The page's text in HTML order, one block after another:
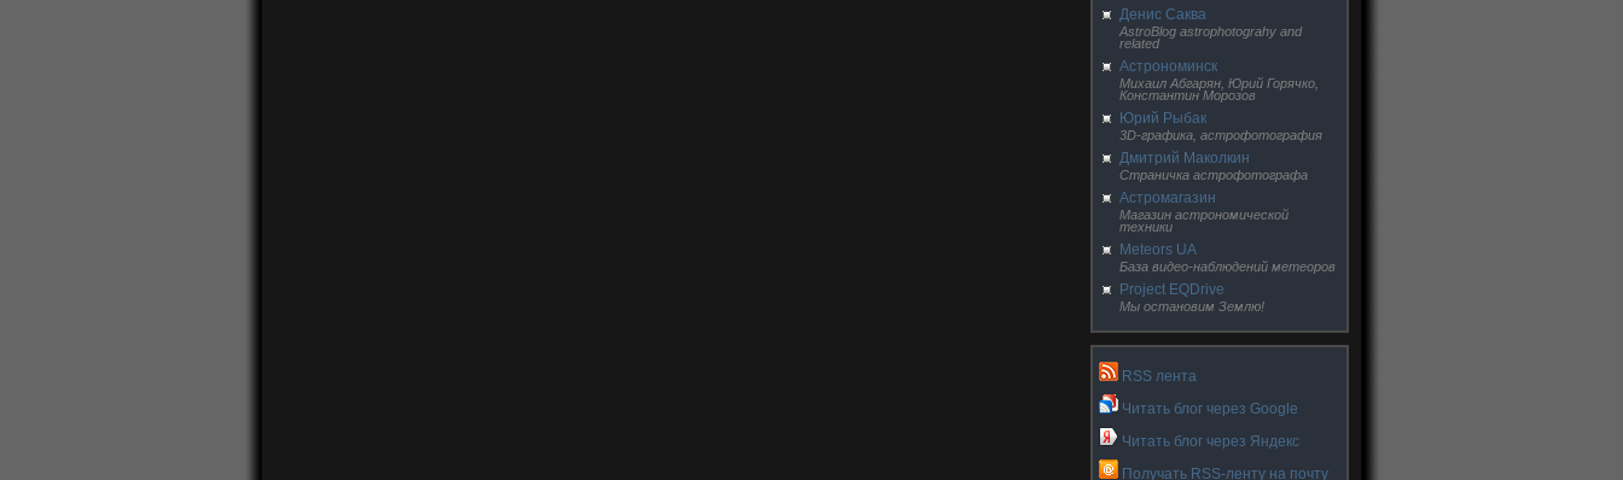
Денис Саква
AstroBlog astrophotograhy and
related
Астрономинск
Михаил Абгарян, Юрий Горячко,
Константин Морозов
Юрий Рыбак
3D-графика, астрофотография
Дмитрий Маколкин
Страничка астрофотографа
Астромагазин
Магазин астрономической
техники
Meteors UA
База видео-наблюдений метеоров
Project EQDrive
Мы остановим Землю!
RSS лента
Читать блог через Google
Читать блог через Яндекс
Получать RSS-ленту на почту